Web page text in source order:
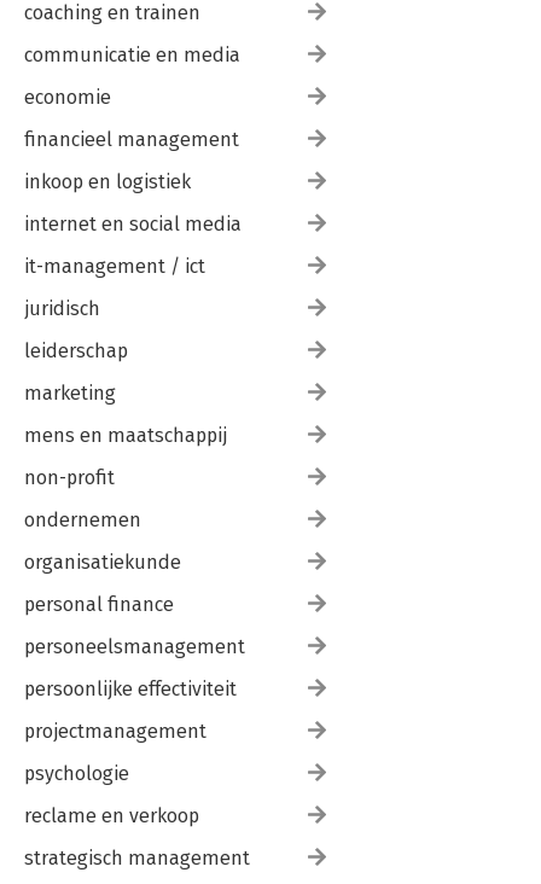
coaching en trainen
communicatie en media
economie
financieel management
inkoop en logistiek
internet en social media
it-management / ict
juridisch
leiderschap
marketing
mens en maatschappij
non-profit
ondernemen
organisatiekunde
personal finance
personeelsmanagement
persoonlijke effectiviteit
projectmanagement
psychologie
reclame en verkoop
strategisch management